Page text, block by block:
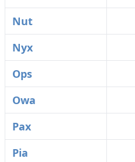
Nut
Nyx
Ops
Owa
Pax
Pia